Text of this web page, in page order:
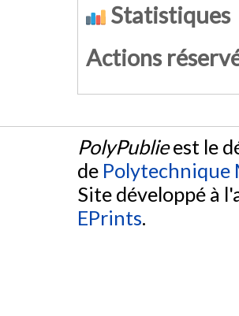
Statistiques
Actions
PolyPublieest le
de Polytechnique
Site développé à
EPrints.